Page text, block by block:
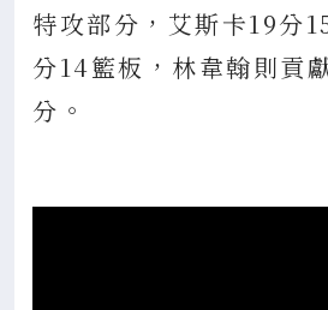
特攻部分，艾斯卡19分
分14籃板，林韋翰則貢
分。